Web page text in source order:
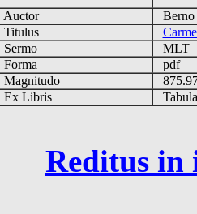
Auctor
Berno
Titulus
Sermo
MLT
Forma
pdf
Magnitudo
Ex Libris
Reditus in